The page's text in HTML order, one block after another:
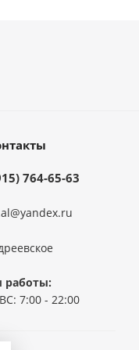
764-65-63
работы:
7:00 - 22:00